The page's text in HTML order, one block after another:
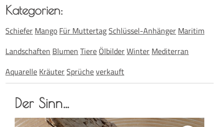
Der Sinn…
Kate­go­rien:
Schiefer Mango Für MuttertagSchlüssel-Anhänger Maritim
Landschaften Blumen Tiere ÖlbilderWinter Mediterran
Aquarelle KräuterSprücheverkauft